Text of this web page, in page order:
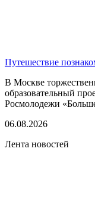
Путешествие
В Москве
образовательный
Росмолодежи
06.08.2026
Лента новостей